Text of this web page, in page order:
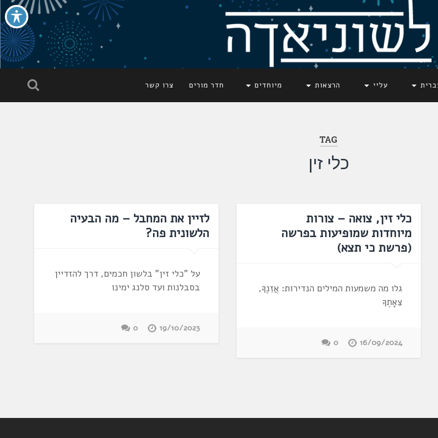
עליי הרצאות מיוחדים חדר מורים צרו קשר
TAG
כלי זין
כלי זין, צואה – צורות
מיוחדות שמופיעות בפרשה
(פרשת כי תצא)
גלו מה משמעות המילים הנדירות: אֲזֵנֶךָ,
צֵאָתֶךָ
16/09/2024
0
לזיין את המחבל – מה הבעיה
הלשונית פה?
על "כלי זין" בלשון חכמים, דרך להזדיין
בסבלנות ועד סלנג ימינו
19/10/2023
0